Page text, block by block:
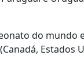
do
Estados